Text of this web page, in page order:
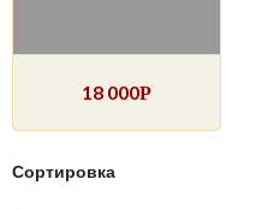
18 000Р
Сортировка